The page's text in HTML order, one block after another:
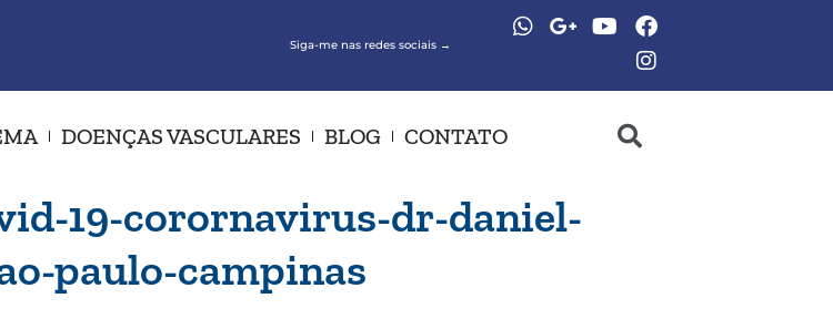
Siga-me nas redes sociais →
DOENÇAS VASCULARES BLOG CONTATO
19-corornavirus-dr-daniel-
paulo-campinas